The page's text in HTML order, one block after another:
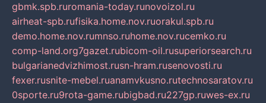
gbmk.spb.ruromania-today.runovoizol.ru
airheat-spb.rufisika.home.nov.ruorakul.spb.ru
demo.home.nov.rumnso.ruhome.nov.rucemko.ru
comp-land.org7gazet.rubicom-oil.rusuperiorsearch.ru
bulgarianedvizhimost.rusn-hram.rusenovosti.ru
fexer.rusnite-mebel.ruanamvkusno.rutechnosaratov.ru
0sporte.ru9rota-game.rubigbad.ru227gp.ruwes-ex.ru